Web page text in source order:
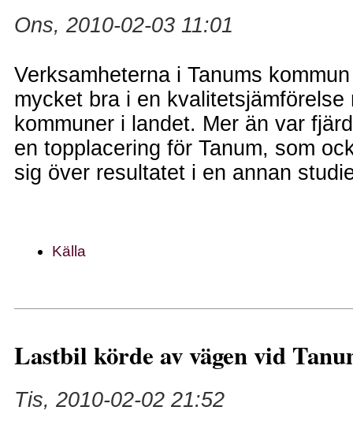
Ons, 2010-02-03 11:01
Verksamheterna i Tanums
mycket bra i en kvalitetsjämförelse
kommuner i landet. Mer än var
en topplacering för Tanum, som
sig över resultatet i en annan
Källa
Lastbil körde av vägen vid
Tis, 2010-02-02 21:52